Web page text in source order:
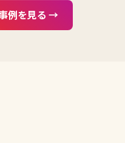
例を見る →